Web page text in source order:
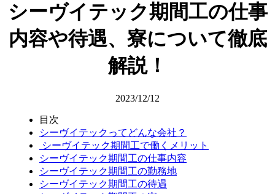
シーヴイテック期間工の仕事
内容や待遇、寮について徹底
解説！
2023/12/12
目次
シーヴイテックってどんな会社？
シーヴイテック期間工で働くメリット
シーヴイテック期間工の仕事内容
シーヴイテック期間工の勤務地
シーヴイテック期間工の待遇